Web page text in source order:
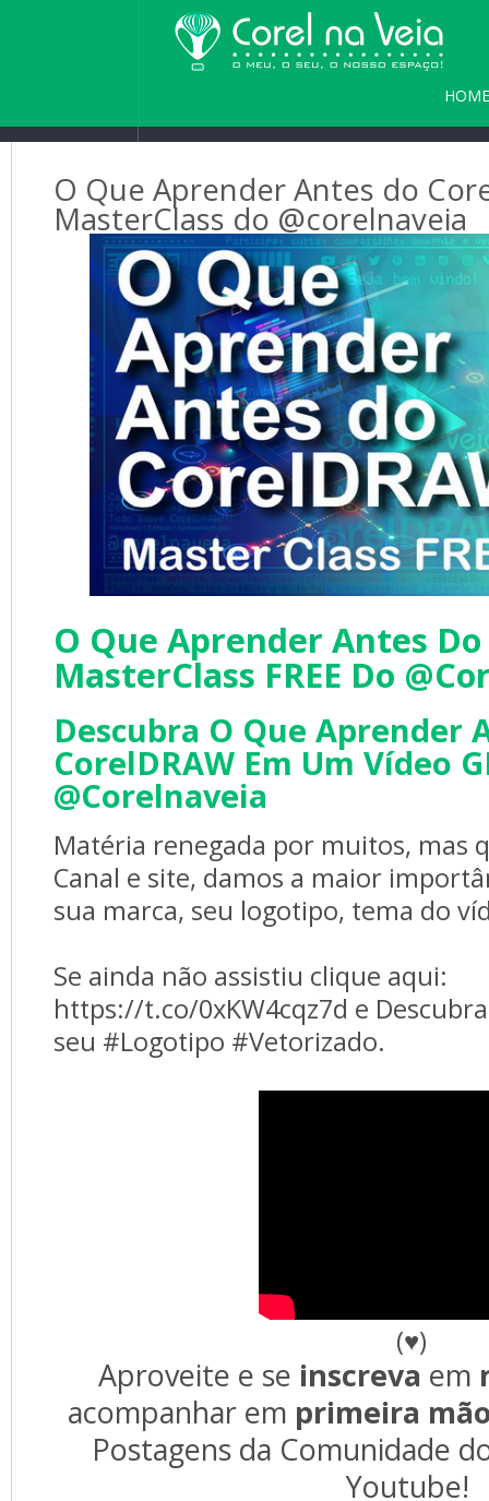
HOME
O Que Aprender Antes do
MasterClass do @corelnaveia
O Que Aprender Antes Do
MasterClass FREE Do
Descubra O Que Aprender
CorelDRAW Em Um Vídeo
@corelnaveia
Matéria renegada por muitos, mas
Canal e site, damos a maior
sua marca, seu logotipo, tema do
Se ainda não assistiu clique aqui:
https://t.co/0xKW4cqz7d e
seu #Logotipo #Vetorizado.
(♥)
Aproveite e se inscreva em
acompanhar em primeira
Postagens da Comunidade